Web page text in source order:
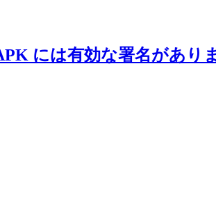
には有効な署名があり